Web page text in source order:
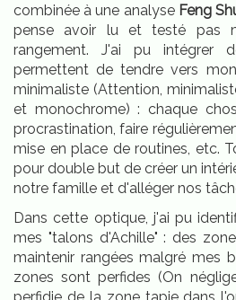
combinée à une analyse Feng
pense avoir lu et testé pas
rangement. J'ai pu intégrer
permettent de tendre vers
minimaliste (Attention,
et monochrome) : chaque
procrastination, faire
mise en place de routines, etc.
pour double but de créer un
notre famille et d'alléger nos
Dans cette optique, j'ai pu
mes "talons d'Achille" : des
maintenir rangées malgré mes
zones sont perfides (On